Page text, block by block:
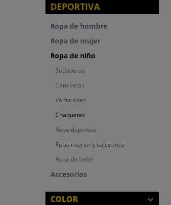
DEPORTIVA
Ropa de hombre
Ropa de mujer
Ropa de niño
Sudaderas
Camisetas
Pantalones
Chaquetas
Ropa deportiva
Ropa interior y calcetines
Ropa de bebé
Accesorios
COLOR